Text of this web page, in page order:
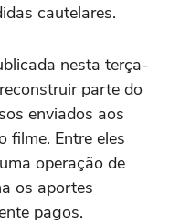
cautelares.
nesta terça-
parte do
enviados aos
filme. Entre eles
operação de
os aportes
pagos.